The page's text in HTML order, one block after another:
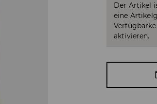
Der Artikel
eine
aktivieren.